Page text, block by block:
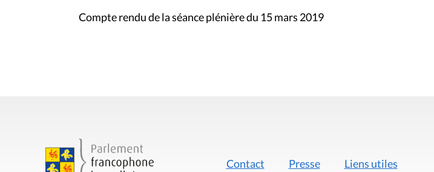
Compte rendu de la séance plénière du 15 mars 2019
Contact Presse Liens utiles